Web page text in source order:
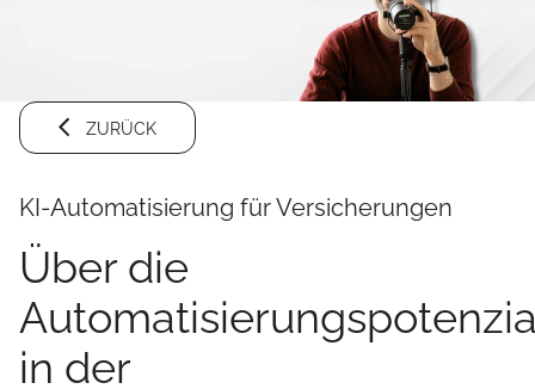
ZURÜCK
KI-Automatisierung für Versicherungen
Über die
in der